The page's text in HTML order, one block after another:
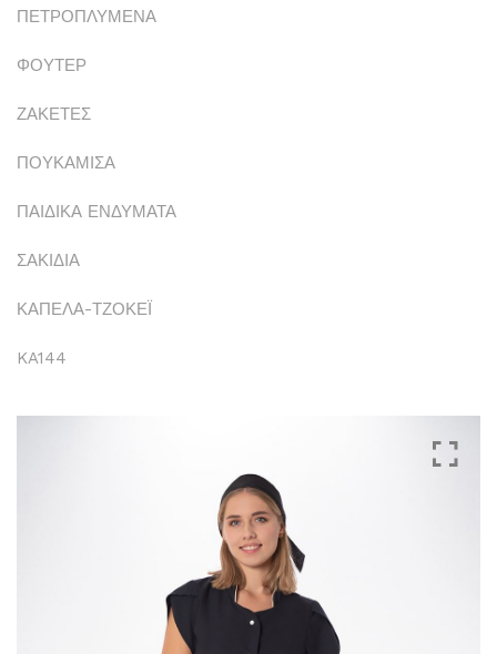
ΠΕΤΡΟΠΛΥΜΕΝΑ
ΦΟΥΤΕΡ
ΖΑΚΕΤΕΣ
ΠΟΥΚΑΜΙΣΑ
ΠΑΙΔΙΚΑ ΕΝΔΥΜΑΤΑ
ΣΑΚΙΔΙΑ
ΚΑΠΕΛΑ-ΤΖΟΚΕΪ
KA144